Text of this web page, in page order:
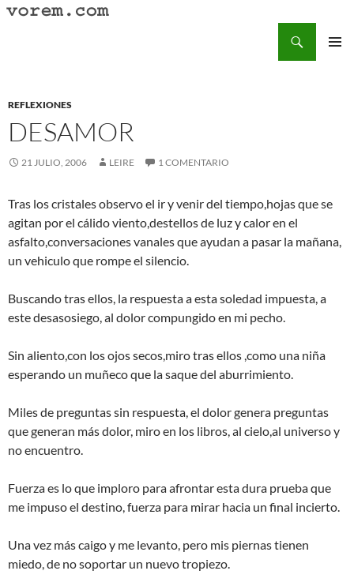
Saltar
REFLEXIONES
DESAMOR
21 JULIO, 2006 LEIRE 1 COMENTARIO
Tras los cristales observo el ir y venir del tiempo,hojas que se
agitan por el cálido viento,destellos de luz y calor en el
asfalto,conversaciones vanales que ayudan a pasar la mañana,
un vehiculo que rompe el silencio.
Buscando tras ellos, la respuesta a esta soledad impuesta, a
este desasosiego, al dolor compungido en mi pecho.
Sin aliento,con los ojos secos,miro tras ellos ,como una niña
esperando un muñeco que la saque del aburrimiento.
Miles de preguntas sin respuesta, el dolor genera preguntas
que generan más dolor, miro en los libros, al cielo,al universo y
no encuentro.
Fuerza es lo que imploro para afrontar esta dura prueba que
me impuso el destino, fuerza para mirar hacia un final incierto.
Una vez más caigo y me levanto, pero mis piernas tienen
miedo, de no soportar un nuevo tropiezo.